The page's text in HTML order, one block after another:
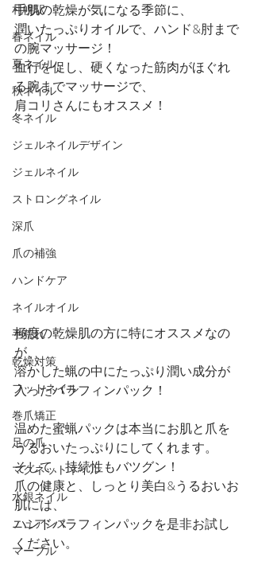
札幌駅
春ネイル
夏ネイル
秋ネイル
冬ネイル
ジェルネイルデザイン
ジェルネイル
ストロングネイル
深爪
爪の補強
ハンドケア
ネイルオイル
手荒れ
乾燥対策
フットネイル
巻爪矯正
足の爪
マグネットネイル
水銀ネイル
ニュアンス
マーブル
手肌の乾燥が気になる季節に、
潤いたっぷりオイルで、ハンド&肘まで
の腕マッサージ！
血行を促し、硬くなった筋肉がほぐれ
る腕までマッサージで、
肩コリさんにもオススメ！
極度の乾燥肌の方に特にオススメなの
が、
溶かした蝋の中にたっぷり潤い成分が
入ったパラフィンパック！
温めた蜜蝋パックは本当にお肌と爪を
うるおいたっぷりにしてくれます。
そして、持続性もバツグン！
爪の健康と、しっとり美白&うるおいお
肌には、
ハンドパラフィンパックを是非お試し
ください。